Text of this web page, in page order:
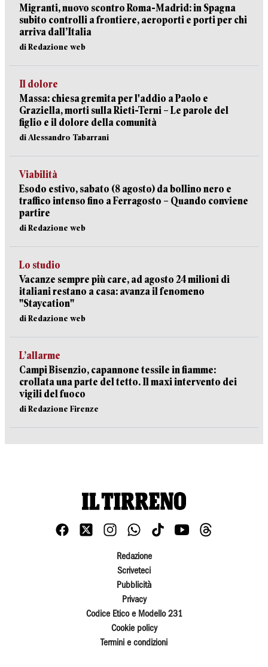
Migranti, nuovo scontro Roma-Madrid: in Spagna
subito controlli a frontiere, aeroporti e porti per chi
arriva dall’Italia
di Redazione web
Il dolore
Massa: chiesa gremita per l'addio a Paolo e
Graziella, morti sulla Rieti-Terni – Le parole del
figlio e il dolore della comunità
di Alessandro Tabarrani
Viabilità
Esodo estivo, sabato (8 agosto) da bollino nero e
traffico intenso fino a Ferragosto – Quando conviene
partire
di Redazione web
Lo studio
Vacanze sempre più care, ad agosto 24 milioni di
italiani restano a casa: avanza il fenomeno
"Staycation"
di Redazione web
L’allarme
Campi Bisenzio, capannone tessile in fiamme:
crollata una parte del tetto. Il maxi intervento dei
vigili del fuoco
di Redazione Firenze
Redazione
Scriveteci
Pubblicità
Privacy
Codice Etico e Modello 231
Cookie policy
Termini e condizioni